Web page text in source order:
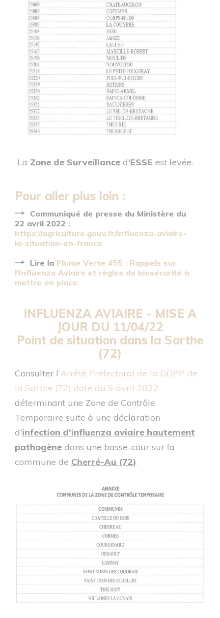
La Zone de Surveillance d'ESSE est levée.
Pour aller plus loin :
Communiqué de presse du Ministère du
22 avril 2022 :
https://agriculture.gouv.fr/influenza-aviaire-
la-situation-en-france
Lire la Plume Verte #55 : Rappels sur
l'Influenza Aviaire et règles de biosécurité à
mettre en place.
INFLUENZA AVIAIRE - MISE A
JOUR DU 11/04/22
Point de situation dans la Sarthe
(72)
Consulter l'Arrêté Préfectoral de la DDPP de
la Sarthe (72) daté du 9 avril 2022
déterminant une Zone de Contrôle
Temporaire suite à une déclaration
d'infection d'influenza aviaire hautement
pathogène dans une basse-cour sur la
commune de Cherré-Au (72)